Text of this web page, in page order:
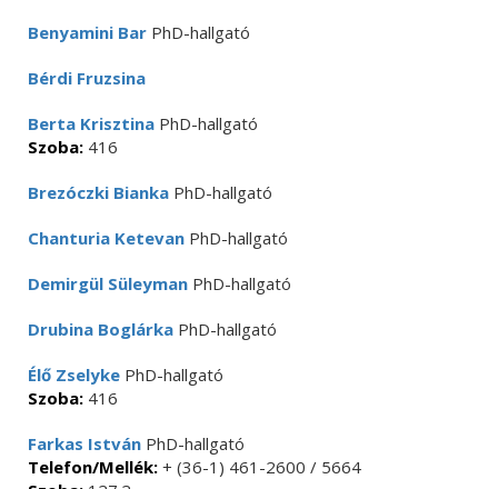
Benyamini Bar PhD-hallgató
Bérdi Fruzsina
Berta Krisztina PhD-hallgató
Szoba: 416
Brezóczki Bianka PhD-hallgató
Chanturia Ketevan PhD-hallgató
Demirgül Süleyman PhD-hallgató
Drubina Boglárka PhD-hallgató
Élő Zselyke PhD-hallgató
Szoba: 416
Farkas István PhD-hallgató
Telefon/Mellék: + (36-1) 461-2600 / 5664